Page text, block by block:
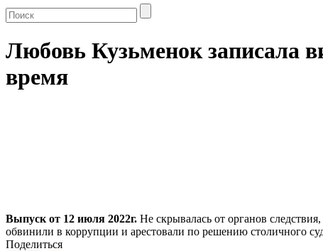
Любовь Кузьменок записала
время
Выпуск от 12 июля 2022г. Не скрывалась от органов
обвинили в коррупции и арестовали по решению столичного
Поделиться